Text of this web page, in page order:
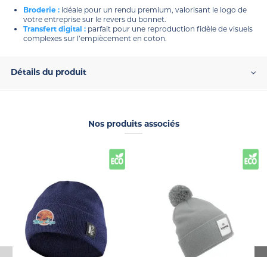
Broderie : idéale pour un rendu premium, valorisant le logo de
votre entreprise sur le revers du bonnet.
Transfert digital : parfait pour une reproduction fidèle de visuels
complexes sur l’empiècement en coton.
Détails du produit
Nos produits associés